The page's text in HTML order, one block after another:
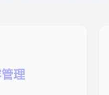
理